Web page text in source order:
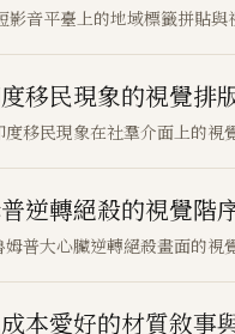
音平臺上的地域標籤拼貼與
移民現象的視覺排
移民現象在社羣介面上的視
逆轉絕殺的視覺階
普大心臟逆轉絕殺畫面的視
本愛好的材質敘事